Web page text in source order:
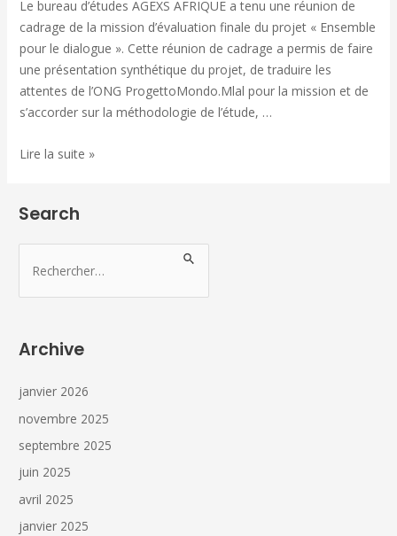
Le bureau d’études AGEXS AFRIQUE a tenu une réunion de
cadrage de la mission d’évaluation finale du projet « Ensemble
pour le dialogue ». Cette réunion de cadrage a permis de faire
une présentation synthétique du projet, de traduire les
attentes de l’ONG ProgettoMondo.Mlal pour la mission et de
s’accorder sur la méthodologie de l’étude, …
Lire la suite »
Search
Archive
janvier 2026
novembre 2025
septembre 2025
juin 2025
avril 2025
janvier 2025